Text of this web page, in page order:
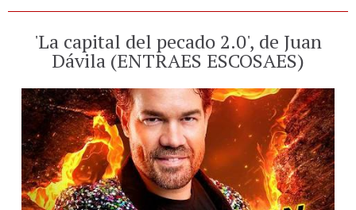
'La capital del pecado 2.0', de Juan
Dávila (ENTRAES ESCOSAES)